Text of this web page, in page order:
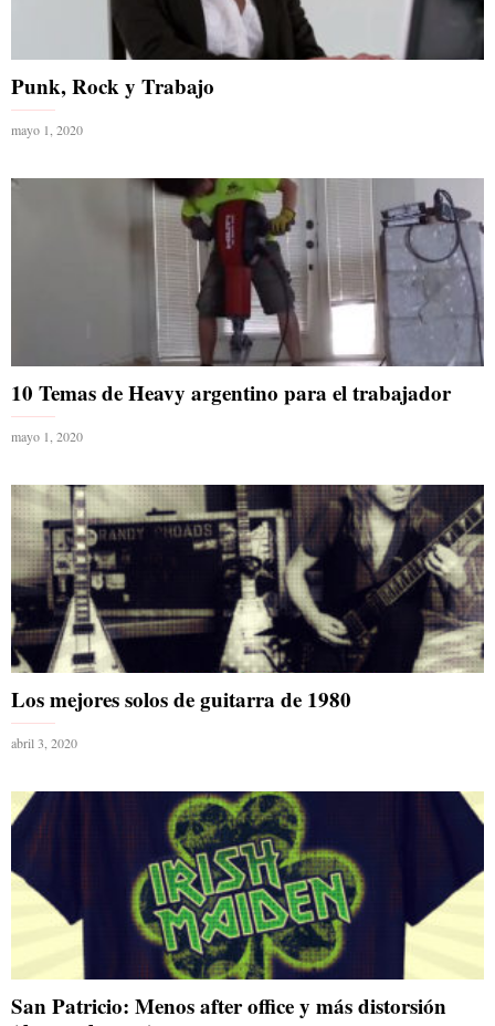
Punk, Rock y Trabajo
mayo 1, 2020
10 Temas de Heavy argentino para el trabajador
mayo 1, 2020
Los mejores solos de guitarra de 1980
abril 3, 2020
San Patricio: Menos after office y más distorsión